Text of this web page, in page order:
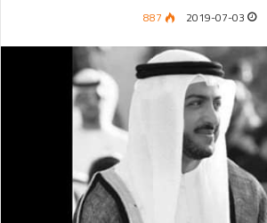
2019-07-03
887